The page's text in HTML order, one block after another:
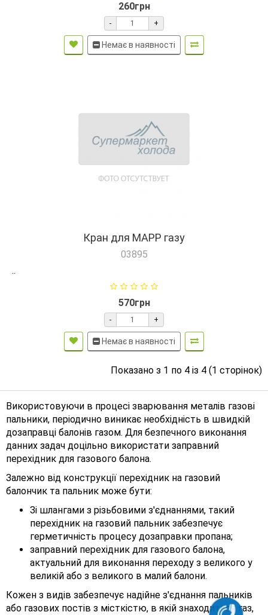
260грн
- +
Немає в наявності
Крaн для МАРР газу
03895
..
570грн
- +
Немає в наявності
Показано з 1 по 4 із 4 (1 сторінок)
Використовуючи в процесі зварювання металів газові
пальники, періодично виникає необхідність в швидкій
дозаправці балонів газом. Для безпечного виконання
данних задач доцільно використати заправний
перехідник для газового балона.
Залежно від конструкції перехідник на газовий
балончик та пальник може бути:
Зі шлангами з різьбовими з'єднаннями, такий
перехідник на газовий пальник забезпечує
герметичність процесу дозаправки пропана;
заправний перехідник для газового балона,
актуальний для виконання переходу з великого у
великій або з великого в малий балони.
Кожен з видів забезпечує надійне з'єднання пальників
або газових постів з місткістю, в якій знаходиться газ,